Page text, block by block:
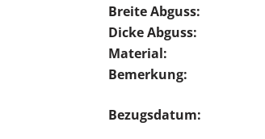
Breite Abguss:
Dicke Abguss:
Material:
Bemerkung:
Bezugsdatum: